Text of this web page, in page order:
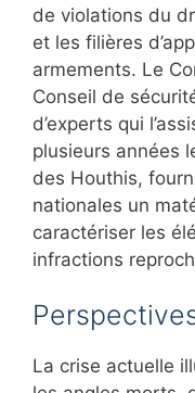
de violations du
et les filières
armements. Le
Conseil de
d’experts qui
plusieurs années
des Houthis,
nationales un
caractériser les
infractions
La crise actuelle